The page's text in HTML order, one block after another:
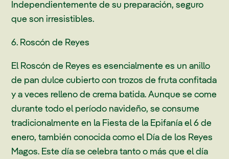
Independientemente de su preparación, seguro
que son irresistibles.
6. Roscón de Reyes
El Roscón de Reyes es esencialmente es un anillo
de pan dulce cubierto con trozos de fruta confitada
y a veces relleno de crema batida. Aunque se come
durante todo el período navideño, se consume
tradicionalmente en la Fiesta de la Epifanía el 6 de
enero, también conocida como el Día de los Reyes
Magos. Este día se celebra tanto o más que el día